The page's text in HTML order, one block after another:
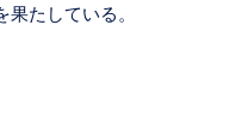
たしている。